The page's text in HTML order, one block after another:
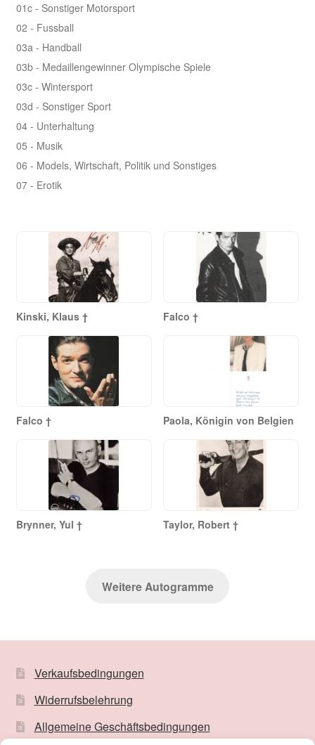
01c - Sonstiger Motorsport
02 - Fussball
03a - Handball
03b - Medaillengewinner Olympische Spiele
03c - Wintersport
03d - Sonstiger Sport
04 - Unterhaltung
05 - Musik
06 - Models, Wirtschaft, Politik und Sonstiges
07 - Erotik
Kinski, Klaus † Falco †
Falco † Paola, Königin von Belgien
Brynner, Yul † Taylor, Robert †
Weitere Autogramme
Verkaufsbedingungen
Widerrufsbelehrung
Allgemeine Geschäftsbedingungen